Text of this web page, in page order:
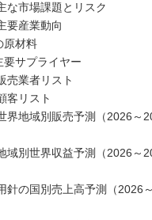
な市場課題とリスク
要産業動向
原材料
サプライヤー
売業者リスト
客リスト
界地域別販売予測（2026～
域別世界収益予測（2026～
針の国別売上高予測（2026